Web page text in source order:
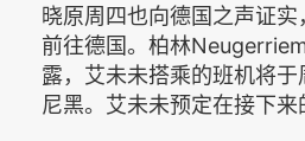
晓原周四也向德国之声证
前往德国。柏林
露，艾未未搭乘的班机将
尼黑。艾未未预定在接下来